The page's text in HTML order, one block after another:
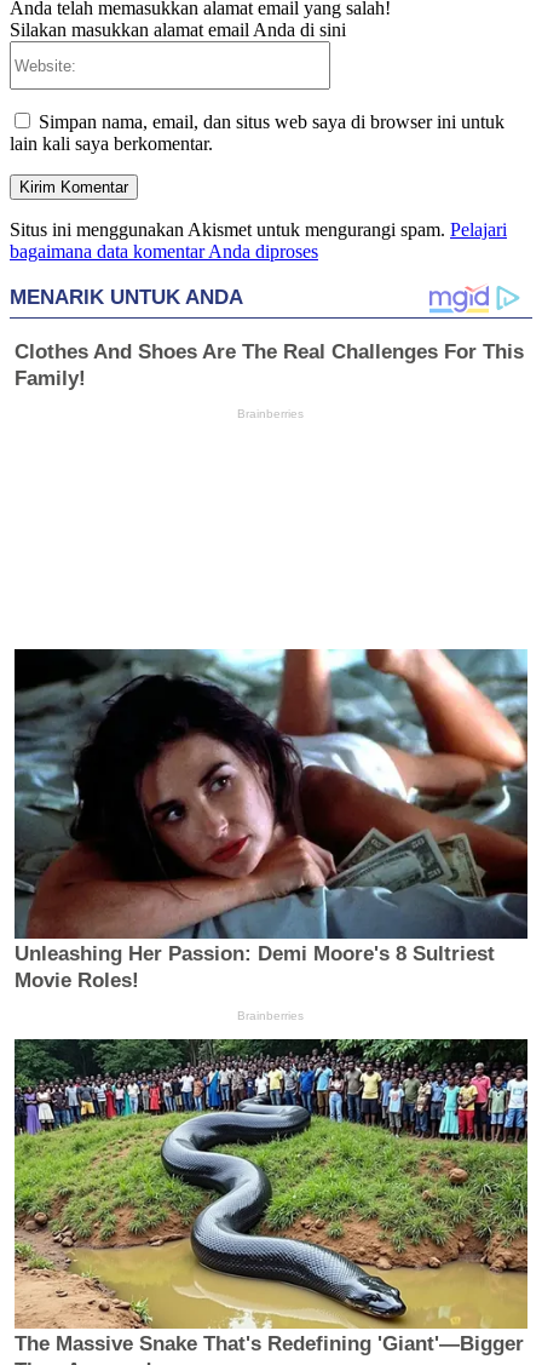
Anda telah memasukkan alamat email yang salah!
Silakan masukkan alamat email Anda di sini
Simpan nama, email, dan situs web saya di browser ini untuk
lain kali saya berkomentar.
Situs ini menggunakan Akismet untuk mengurangi spam. Pelajari
bagaimana data komentar Anda diproses